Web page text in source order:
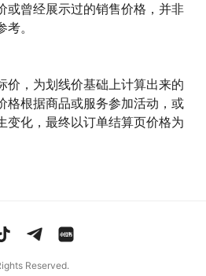
或曾经展示过的销售价格，并非
。
价，为划线价基础上计算出来的
格根据商品或服务参加活动，或
变化，最终以订单结算页价格为
Reserved.